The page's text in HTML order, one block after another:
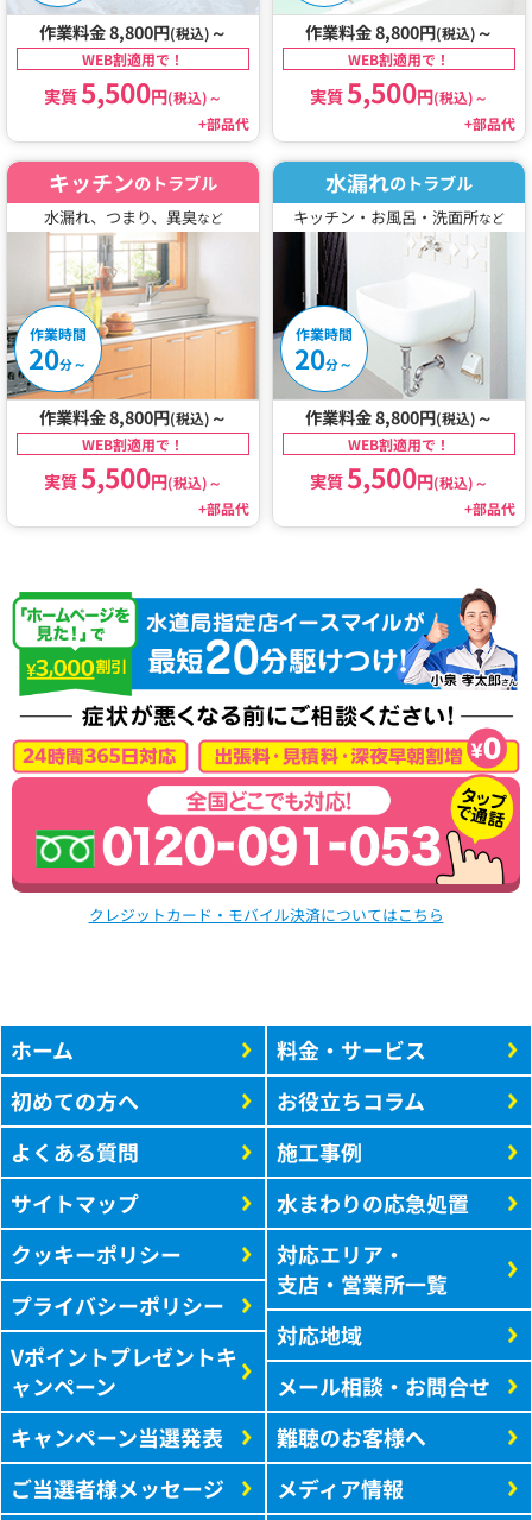
作業料金 8,800円(税込) ～
WEB割適用で！
実質5,500円(税込)～
+部品代
作業料金 8,800円(税込) ～
WEB割適用で！
実質5,500円(税込)～
+部品代
キッチンのトラブル
水漏れ、つまり、異臭など
作業時間
20分～
作業料金 8,800円(税込) ～
WEB割適用で！
実質5,500円(税込)～
+部品代
水漏れのトラブル
キッチン・お風呂・洗面所など
作業時間
20分～
作業料金 8,800円(税込) ～
WEB割適用で！
実質5,500円(税込)～
+部品代
クレジットカード・モバイル決済についてはこちら
ホーム
初めての方へ
よくある質問
サイトマップ
クッキーポリシー
プライバシーポリシー
Vポイントプレゼントキ
ャンペーン
キャンペーン当選発表
ご当選者様メッセージ
料金・サービス
お役立ちコラム
施工事例
水まわりの応急処置
対応エリア・
支店・営業所一覧
対応地域
メール相談・お問合せ
難聴のお客様へ
メディア情報